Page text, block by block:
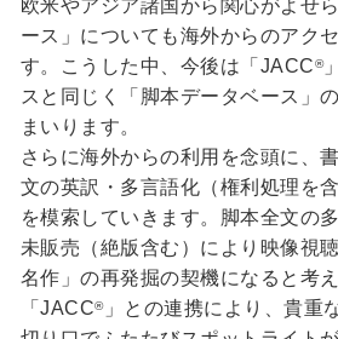
欧米やアジア諸国から関心がよせ
ース」についても海外からのアク
す。こうした中、今後は「JACC®
スと同じく「脚本データベース」
まいります。
さらに海外からの利用を念頭に、
文の英訳・多言語化（権利処理を
を模索していきます。脚本全文の
未販売（絶版含む）により映像視
名作」の再発掘の契機になると考え
「JACC®」との連携により、貴重